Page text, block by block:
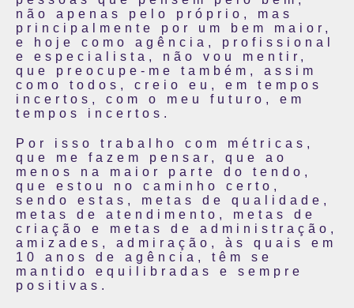
não apenas pelo próprio, mas
principalmente por um bem maior,
e hoje como agência, profissional
e especialista, não vou mentir,
que preocupe-me também, assim
como todos, creio eu, em tempos
incertos, com o meu futuro, em
tempos incertos.
Por isso trabalho com métricas,
que me fazem pensar, que ao
menos na maior parte do tendo,
que estou no caminho certo,
sendo estas, metas de qualidade,
metas de atendimento, metas de
criação e metas de administração,
amizades, admiração, às quais em
10 anos de agência, têm se
mantido equilibradas e sempre
positivas.